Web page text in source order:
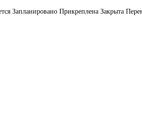
Запланировано Прикреплена Закрыта